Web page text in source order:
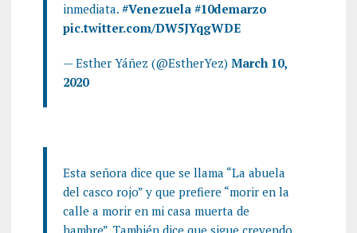
inmediata. #Venezuela #10demarzo
pic.twitter.com/DW5JYqgWDE
— Esther Yáñez (@EstherYez) March 10,
2020
Esta señora dice que se llama “La abuela
del casco rojo” y que prefiere “morir en la
calle a morir en mi casa muerta de
hambre”. También dice que sigue creyendo